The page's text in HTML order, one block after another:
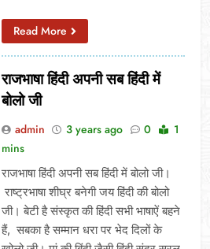
Read More
राजभाषा हिंदी अपनी सब हिंदी में
बोलो जी
admin 3 years ago 0
1
mins
राजभाषा हिंदी अपनी सब हिंदी में बोलो जी।
राष्ट्रभाषा शीघ्र बनेगी जय हिंदी की बोलो
जी। बेटी है संस्कृत की हिंदी सभी भाषाऐं बहने
हैं, सबका है सम्मान धरा पर भेद दिलों के